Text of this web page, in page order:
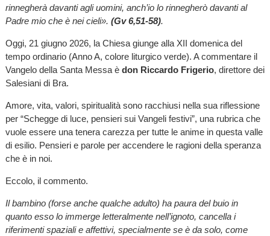
rinnegherà davanti agli uomini, anch’io lo rinnegherò davanti al
Padre mio che è nei cieli». (Gv 6,51-58).
Oggi, 21 giugno 2026, la Chiesa giunge alla XII domenica del
tempo ordinario (Anno A, colore liturgico verde). A commentare il
Vangelo della Santa Messa è don Riccardo Frigerio, direttore dei
Salesiani di Bra.
Amore, vita, valori, spiritualità sono racchiusi nella sua riflessione
per “Schegge di luce, pensieri sui Vangeli festivi”, una rubrica che
vuole essere una tenera carezza per tutte le anime in questa valle
di esilio. Pensieri e parole per accendere le ragioni della speranza
che è in noi.
Eccolo, il commento.
Il bambino (forse anche qualche adulto) ha paura del buio in
quanto esso lo immerge letteralmente nell’ignoto, cancella i
riferimenti spaziali e affettivi, specialmente se è da solo, come